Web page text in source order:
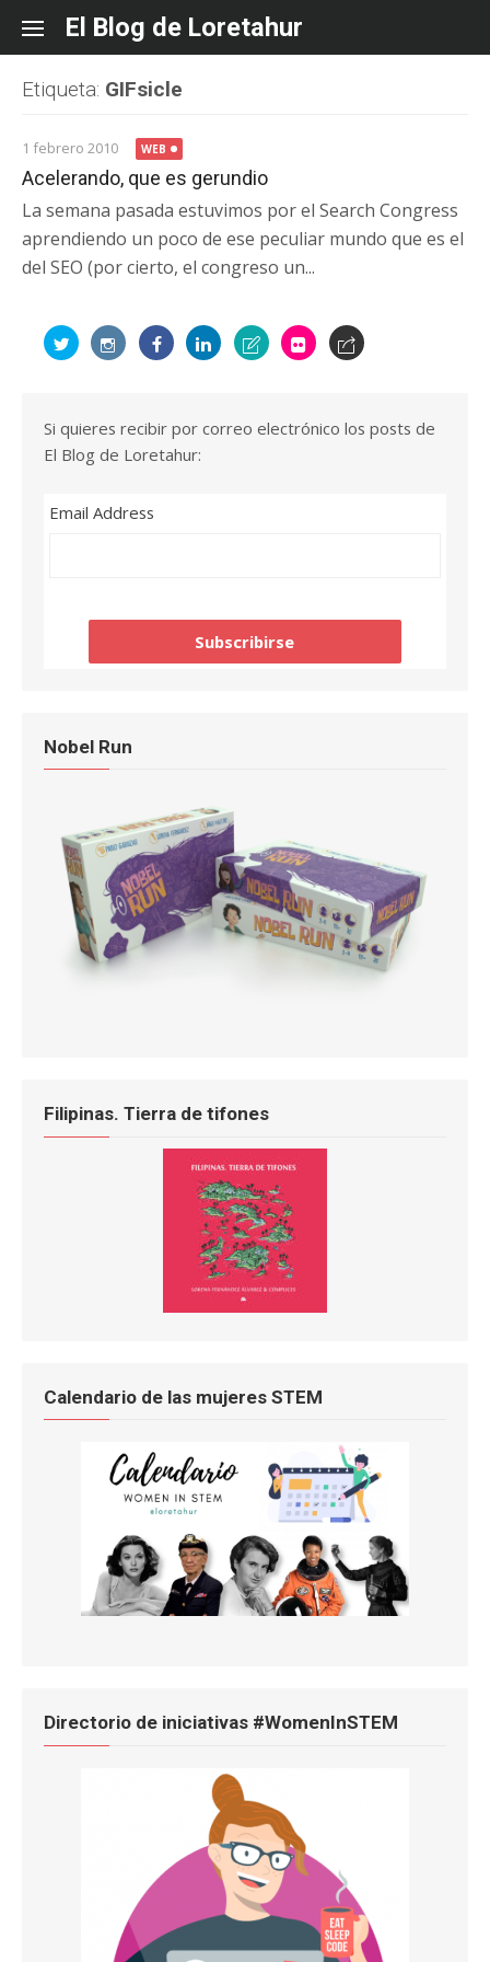
content
El Blog de Loretahur
Etiqueta: GIFsicle
1 febrero 2010 WEB
Acelerando, que es gerundio
La semana pasada estuvimos por el Search Congress
aprendiendo un poco de ese peculiar mundo que es el
del SEO (por cierto, el congreso un...
Si quieres recibir por correo electrónico los posts de
El Blog de Loretahur:
Email Address
Nobel Run
Filipinas. Tierra de tifones
Calendario de las mujeres STEM
Directorio de iniciativas #WomenInSTEM